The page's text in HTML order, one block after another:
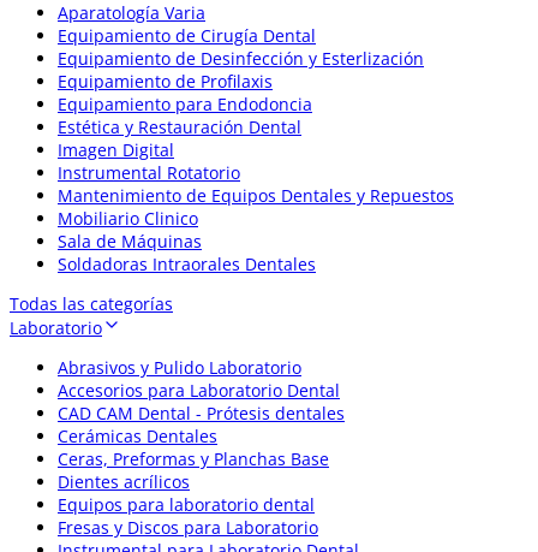
Aparatología Varia
Equipamiento de Cirugía Dental
Equipamiento de Desinfección y Esterlización
Equipamiento de Profilaxis
Equipamiento para Endodoncia
Estética y Restauración Dental
Imagen Digital
Instrumental Rotatorio
Mantenimiento de Equipos Dentales y Repuestos
Mobiliario Clinico
Sala de Máquinas
Soldadoras Intraorales Dentales
Todas las categorías
Laboratorio
Abrasivos y Pulido Laboratorio
Accesorios para Laboratorio Dental
CAD CAM Dental - Prótesis dentales
Cerámicas Dentales
Ceras, Preformas y Planchas Base
Dientes acrílicos
Equipos para laboratorio dental
Fresas y Discos para Laboratorio